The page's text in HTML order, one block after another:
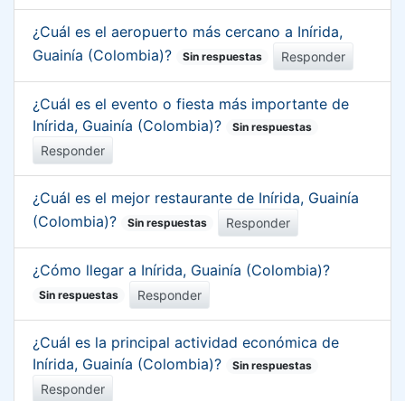
¿Cuál es el aeropuerto más cercano a Inírida,
Guainía (Colombia)?
Sin respuestas Responder
¿Cuál es el evento o fiesta más importante de
Inírida, Guainía (Colombia)?
Sin respuestas
Responder
¿Cuál es el mejor restaurante de Inírida, Guainía
(Colombia)?
Sin respuestas Responder
¿Cómo llegar a Inírida, Guainía (Colombia)?
Sin respuestas Responder
¿Cuál es la principal actividad económica de
Inírida, Guainía (Colombia)?
Sin respuestas
Responder